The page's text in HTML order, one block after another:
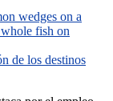
de los destinos